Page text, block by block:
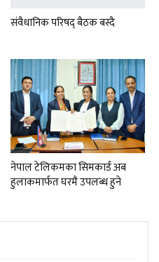
संवैधानिक परिषद् बैठक बस्दै
नेपाल टेलिकमका सिमकार्ड अब
हुलाकमार्फत घरमै उपलब्ध हुने